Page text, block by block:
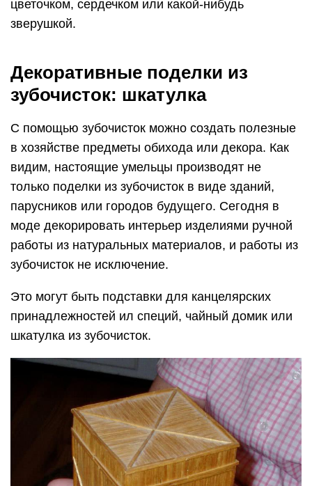
цветочком, сердечком или какой-нибудь
зверушкой.
Декоративные поделки из
зубочисток: шкатулка
С помощью зубочисток можно создать полезные
в хозяйстве предметы обихода или декора. Как
видим, настоящие умельцы производят не
только поделки из зубочисток в виде зданий,
парусников или городов будущего. Сегодня в
моде декорировать интерьер изделиями ручной
работы из натуральных материалов, и работы из
зубочисток не исключение.
Это могут быть подставки для канцелярских
принадлежностей ил специй, чайный домик или
шкатулка из зубочисток.